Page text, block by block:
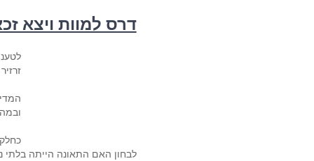
דרס למוות ויצא
לבחון האם התאונה הייתה בלתי